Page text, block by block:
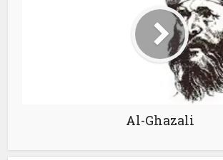
Al-Ghazali